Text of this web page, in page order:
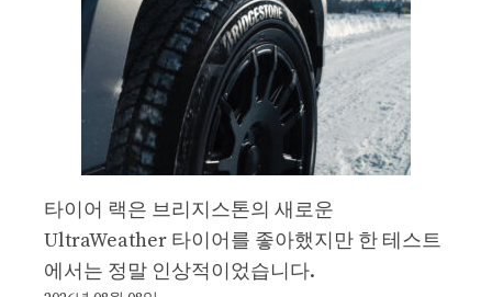
타이어 랙은 브리지스톤의 새로운
UltraWeather 타이어를 좋아했지만 한 테스트
에서는 정말 인상적이었습니다.